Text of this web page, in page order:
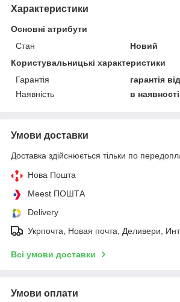
Характеристики
Основні атрибути
Стан
Новий
Користувальницькі характеристики
Гарантія
гарантія
Наявність
в наявності
Умови доставки
Доставка здійснюється тільки по
Нова Пошта
Meest ПОШТА
Delivery
Укрпочта, Новая почта, Деливери,
Всі умови доставки
Умови оплати